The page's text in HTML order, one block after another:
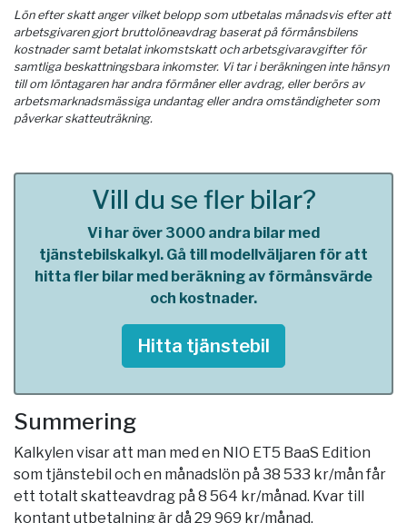
Lön efter skatt anger vilket belopp som utbetalas månadsvis efter att
arbetsgivaren gjort bruttolöneavdrag baserat på förmånsbilens
kostnader samt betalat inkomstskatt och arbetsgivaravgifter för
samtliga beskattningsbara inkomster. Vi tar i beräkningen inte hänsyn
till om löntagaren har andra förmåner eller avdrag, eller berörs av
arbetsmarknadsmässiga undantag eller andra omständigheter som
påverkar skatteuträkning.
Vill du se fler bilar?
Vi har över 3000 andra bilar med
tjänstebilskalkyl. Gå till modellväljaren för att
hitta fler bilar med beräkning av förmånsvärde
och kostnader.
Hitta tjänstebil
Summering
Kalkylen visar att man med en NIO ET5 BaaS Edition
som tjänstebil och en månadslön på 38 533 kr/mån får
ett totalt skatteavdrag på 8 564 kr/månad. Kvar till
kontant utbetalning är då 29 969 kr/månad.